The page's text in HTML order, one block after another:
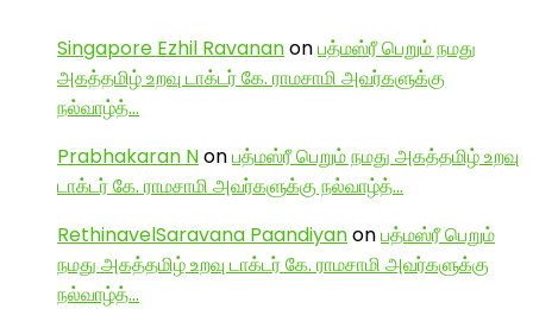
Singapore Ezhil Ravananonபத்மஸ்ரீ பெறும் நமது
அகத்தமிழ் உறவு டாக்டர் கே. ராமசாமி அவர்களுக்கு
நல்வாழ்த்…
Prabhakaran Nonபத்மஸ்ரீ பெறும் நமது அகத்தமிழ் உறவு
டாக்டர் கே. ராமசாமி அவர்களுக்கு நல்வாழ்த்…
RethinavelSaravana Paandiyanonபத்மஸ்ரீ பெறும்
நமது அகத்தமிழ் உறவு டாக்டர் கே. ராமசாமி அவர்களுக்கு
நல்வாழ்த்…